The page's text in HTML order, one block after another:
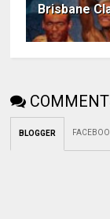
Brisbane
BLOGGER